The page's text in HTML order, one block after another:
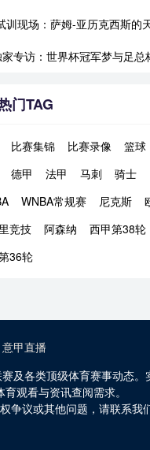
训现场：萨姆-亚历克西斯的
家专访：世界杯冠军梦与足总
门TAG
比赛集锦 比赛录像 篮球
德甲 法甲 马刺 骑士
WNBA常规赛 尼克斯
竞技
阿森纳 西甲第38轮
36轮
意甲直播
及各类顶级体育赛事动态
观看与资讯查阅需求。
争议或其他问题，请联系我